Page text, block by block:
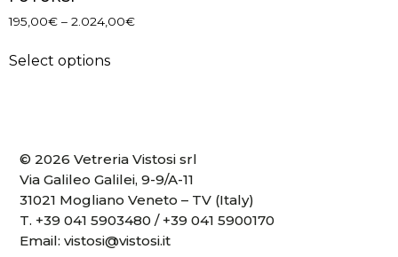
195,00€ – 2.024,00€
Select options
© 2026 Vetreria Vistosi srl
Via Galileo Galilei, 9-9/A-11
31021 Mogliano Veneto – TV (Italy)
T. +39 041 5903480 / +39 041 5900170
Email:vistosi@vistosi.it